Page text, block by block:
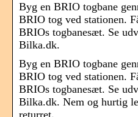
Byg en BRIO togbane
BRIO tog ved stationen.
BRIOs togbanesæt. Se
Bilka.dk.
Byg en BRIO togbane
BRIO tog ved stationen.
BRIOs togbanesæt. Se
Bilka.dk. Nem og hurtig